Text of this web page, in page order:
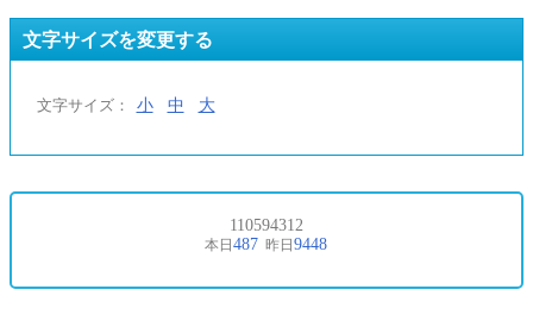
文字サイズを変更する
文字サイズ： 小 中 大